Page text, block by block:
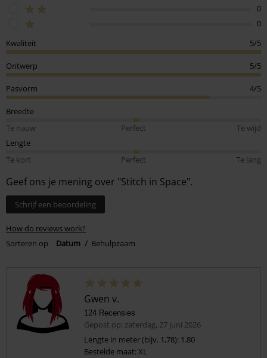
0
0
Kwaliteit
5/5
Ontwerp 5/5
Pasvorm 4/5
Breedte
Te nauw
Perfect
Te wijd
Lengte
Te kort
Perfect Te lang
Geef ons je mening over "Stitch in Space".
Schrijf een beoordeling
How do reviews work?
Sorteren op
Datum Behulpzaam
Gwen v.
124 Recensies
Gepost op: zaterdag, 27 juni 2026
Lengte in meter (bijv. 1,78): 1.80
Bestelde maat: XL